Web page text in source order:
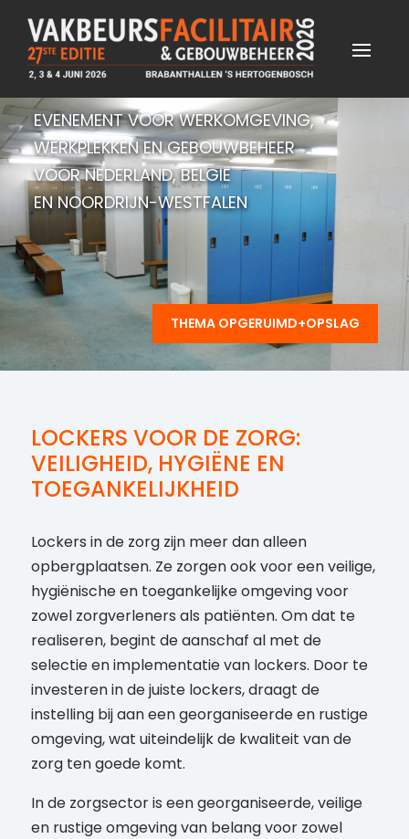
EVENEMENT VOOR WERKOMGEVING,
WERKPLEKKEN EN GEBOUWBEHEER
VOOR NEDERLAND, BELGIË
EN NOORDRIJN-WESTFALEN
THEMA OPGERUIMD+OPSLAG
LOCKERS VOOR DE ZORG:
VEILIGHEID, HYGIËNE EN
TOEGANKELIJKHEID
Lockers in de zorg zijn meer dan alleen
opbergplaatsen. Ze zorgen ook voor een veilige,
hygiënische en toegankelijke omgeving voor
zowel zorgverleners als patiënten. Om dat te
realiseren, begint de aanschaf al met de
selectie en implementatie van lockers. Door te
investeren in de juiste lockers, draagt de
instelling bij aan een georganiseerde en rustige
omgeving, wat uiteindelijk de kwaliteit van de
zorg ten goede komt.
In de zorgsector is een georganiseerde, veilige
en rustige omgeving van belang voor zowel